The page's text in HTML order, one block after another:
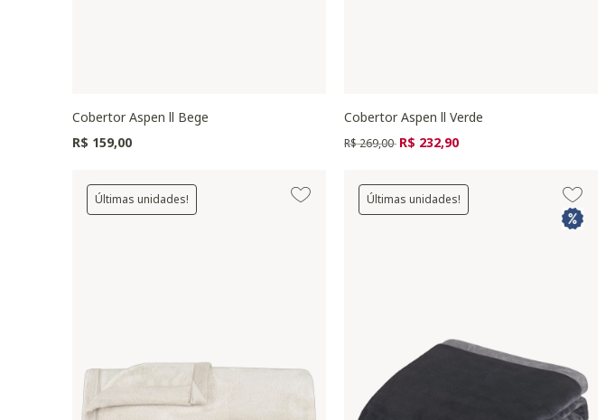
Cobertor Aspen ll Bege
R$ 159,00
Cobertor Aspen ll Verde
Preço reduzido de
R$ 269,00 para
R$ 232,90
Últimas unidades! Últimas unidades!